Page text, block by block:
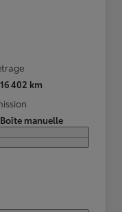
16 402 km
Boîte manuelle